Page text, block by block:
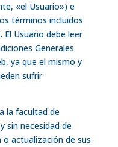
«el Usuario») e
términos incluidos
El Usuario debe leer
Generales
ya que el mismo y
sufrir
la facultad de
sin necesidad de
actualización de sus